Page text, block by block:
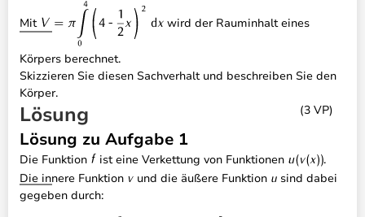
Mit wird der Rauminhalt eines
Körpers berechnet.
Skizzieren Sie diesen Sachverhalt und beschreiben Sie den
Körper.
(3 VP)
Lösung
Lösung zu Aufgabe 1
Die Funktion ist eine Verkettung von Funktionen
.
Die innere Funktion
und die äußere Funktion
sind dabei
gegeben durch: